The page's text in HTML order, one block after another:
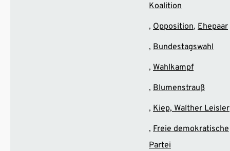
Koalition
Opposition Ehepaar
Bundestagswahl
Wahlkampf
Blumenstrauß
Kiep, Walther Leisler
Freie demokratische
Partei